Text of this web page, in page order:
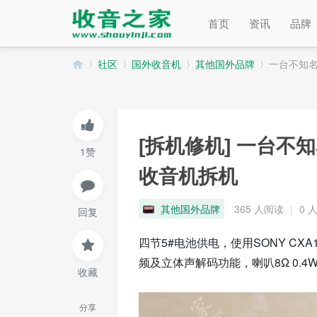
首页 资讯 品牌
收
音
»
社区 国外收音机 其他国外品牌 一台不知
1赞
回复
收藏
分享
[拆机修机] 一台不
收音机拆机
其他国外品牌 365 人阅读 | 0
四节5#电池供电，使用SONY
频及立体声解码功能，喇叭8Ω